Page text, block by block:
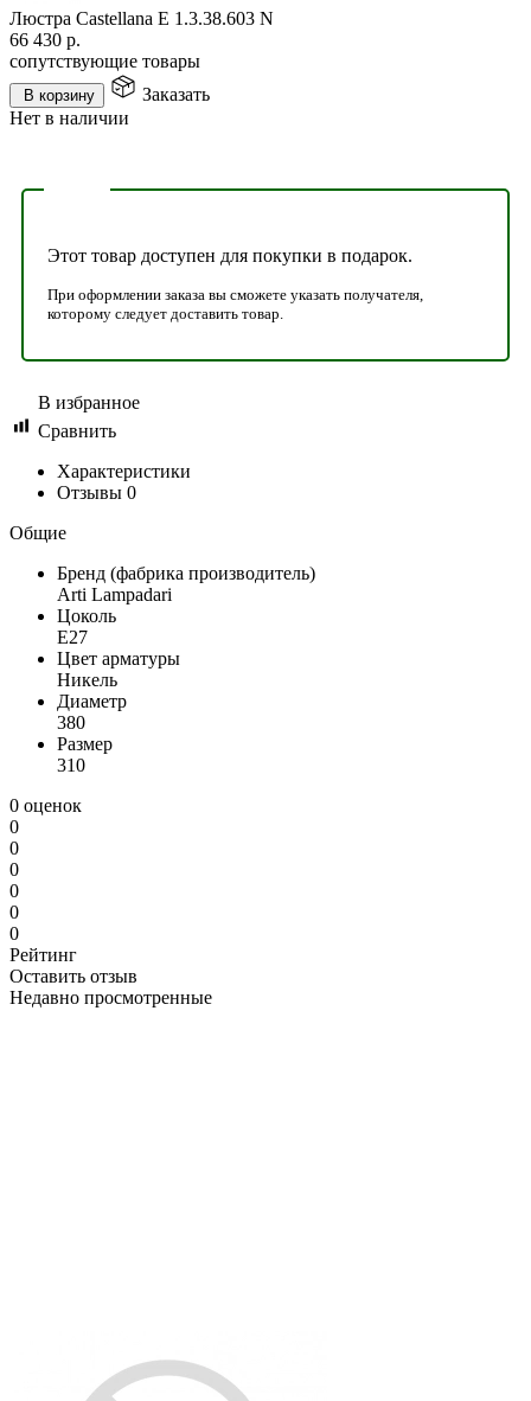
Люстра Castellana E 1.3.38.603 N
66 430 р.
сопутствующие товары
В корзину
Заказать
Нет в наличии
Этот товар доступен для покупки в подарок.
При оформлении заказа вы сможете указать получателя,
которому следует доставить товар.
В избранное
Сравнить
Характеристики
Отзывы 0
Общие
Бренд (фабрика производитель)
Arti Lampadari
Цоколь
E27
Цвет арматуры
Никель
Диаметр
380
Размер
310
0 оценок
0
0
0
0
0
0
Рейтинг
Оставить отзыв
Недавно просмотренные